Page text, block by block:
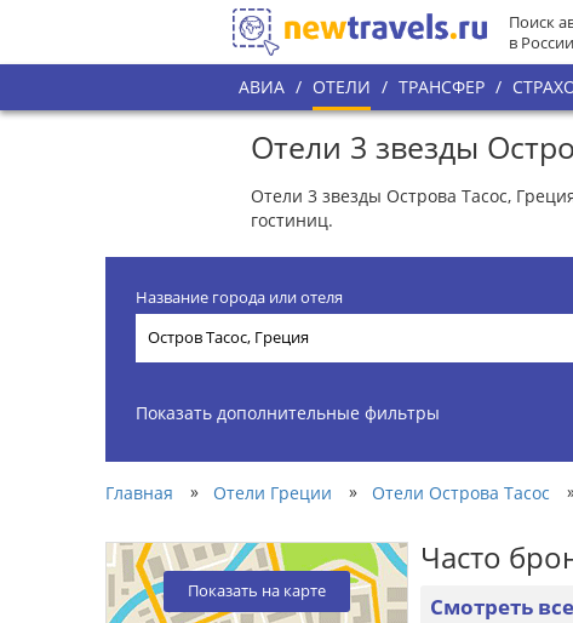
Поиск
в
АВИА / ОТЕЛИ / ТРАНСФЕР /
Отели 3 звезды
Отели 3 звезды Острова Тасос,
гостиниц.
Название города или отеля
Показать дополнительные фильтры
Главная » Отели Греции » Отели Острова Тасос
Показать на карте
Часто
Смотреть